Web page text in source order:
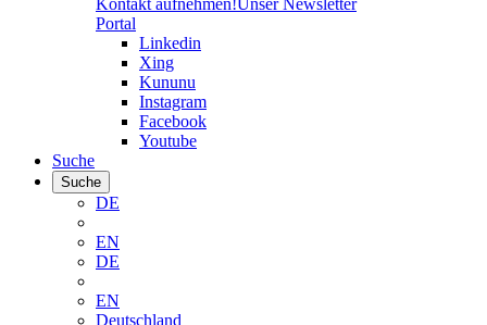
Kontakt aufnehmen!Unser Newsletter
Portal
Linkedin
Xing
Kununu
Instagram
Facebook
Youtube
Suche
Suche
DE
EN
DE
EN
Deutschland